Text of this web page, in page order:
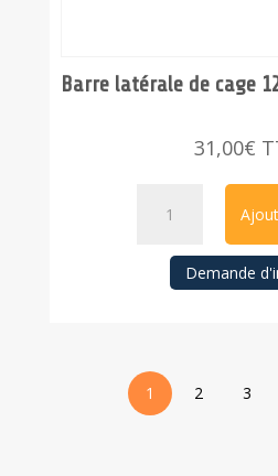
Barre latérale de cage
31,00€
Barre
latérale
125,
N°1,2,3
Demande
1 2 3